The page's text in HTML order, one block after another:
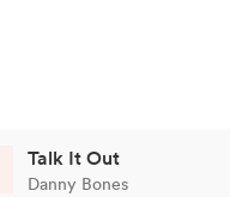
Talk It Out
Danny Bones